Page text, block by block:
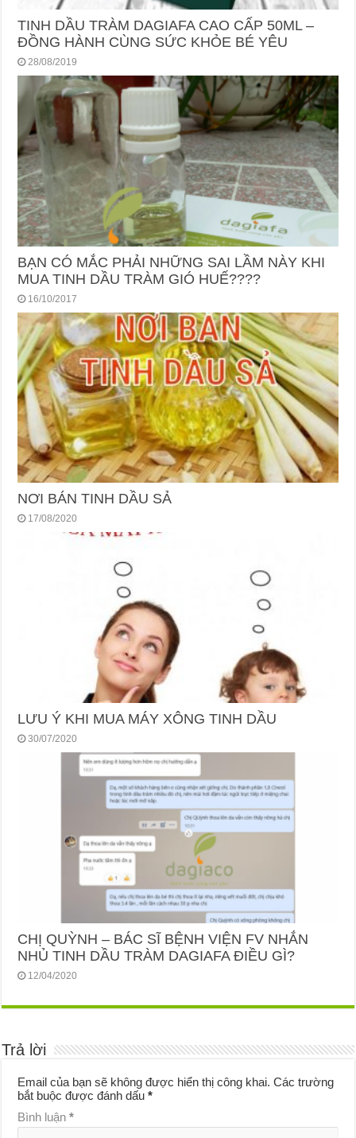
TINH DẦU TRÀM DAGIAFA CAO CẤP 50ML –
ĐỒNG HÀNH CÙNG SỨC KHỎE BÉ YÊU
28/08/2019
BẠN CÓ MẮC PHẢI NHỮNG SAI LẦM NÀY KHI
MUA TINH DẦU TRÀM GIÓ HUẾ????
16/10/2017
NƠI BÁN TINH DẦU SẢ
17/08/2020
LƯU Ý KHI MUA MÁY XÔNG TINH DẦU
30/07/2020
CHỊ QUỲNH – BÁC SĨ BỆNH VIỆN FV NHẮN
NHỦ TINH DẦU TRÀM DAGIAFA ĐIỀU GÌ?
12/04/2020
Trả lời
Email của bạn sẽ không được hiển thị công khai. Các trường
bắt buộc được đánh dấu*
Bình luận*